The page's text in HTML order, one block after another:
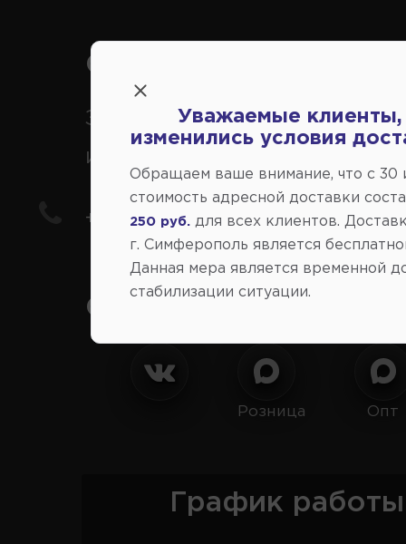
Справочный центр:
Заказ шин, дисков,
иномарки
+7(978) 206-206-8
Социальные сети:
Розница Опт
График
Уважаемые клиенты,
изменились условия
Обращаем ваше внимание, что c 30
стоимость адресной доставки
250 руб.
для всех клиентов.
г. Симферополь является
Данная мера является временной
стабилизации ситуации.